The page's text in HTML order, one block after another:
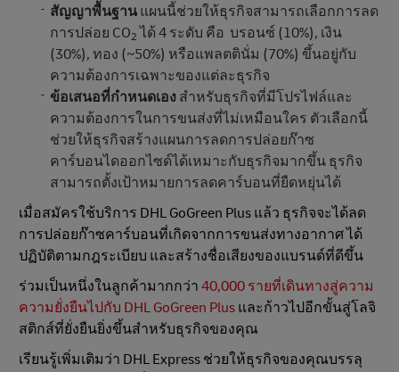
สัญญาพื้นฐาน แผนนี้ช่วยให้ธุรกิจสามารถเลือกการลด
การปล่อย CO2 ได้ 4 ระดับ คือ บรอนซ์ (10%), เงิน
(30%), ทอง (~50%) หรือแพลตตินั่ม (70%) ขึ้นอยู่กับ
ความต้องการเฉพาะของแต่ละธุรกิจ
ข้อเสนอที่กําหนดเอง สําหรับธุรกิจที่มีโปรไฟล์และ
ความต้องการในการขนส่งที่ไม่เหมือนใคร ตัวเลือกนี้
ช่วยให้ธุรกิจสร้างแผนการลดการปล่อยก๊าซ
คาร์บอนไดออกไซด์ได้เหมาะกับธุรกิจมากขึ้น ธุรกิจ
สามารถตั้งเป้าหมายการลดคาร์บอนที่ยืดหยุ่นได้
เมื่อสมัครใช้บริการ DHL GoGreen Plus แล้ว ธุรกิจจะได้ลด
การปล่อยก๊าซคาร์บอนที่เกิดจากการขนส่งทางอากาศ ได้
ปฏิบัติตามกฎระเบียบ และสร้างชื่อเสียงของแบรนด์ที่ดีขึ้น
ร่วมเป็นหนึ่งในลูกค้ามากกว่า 40,000 รายที่เดินทางสู่ความ
ความยั่งยืนไปกับ DHL GoGreen Plus และก้าวไปอีกขั้นสู่โลจิ
สติกส์ที่ยั่งยืนยิ่งขึ้นสําหรับธุรกิจของคุณ
เรียนรู้เพิ่มเติมว่า DHL Express ช่วยให้ธุรกิจของคุณบรรลุ